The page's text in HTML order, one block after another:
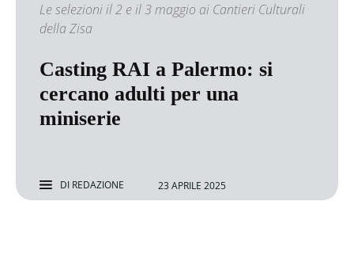
Le selezioni il 2 e il 3 maggio ai Cantieri Culturali
della Zisa
Casting RAI a Palermo: si
cercano adulti per una
miniserie
DI REDAZIONE 23 APRILE 2025